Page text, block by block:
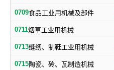
0709食品工业用机械及部件
0711烟草工业用机械
0713缝纫、制鞋工业用机械
0715陶瓷、砖、瓦制造机械